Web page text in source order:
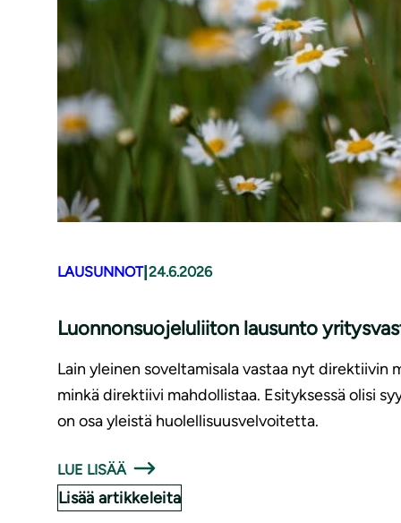
LAUSUNNOT| 24.6.2026
Luonnonsuojeluliiton lausunto
Lain yleinen soveltamisala vastaa nyt direktiivin
minkä direktiivi mahdollistaa. Esityksessä olisi
on osa yleistä huolellisuusvelvoitetta.
LUE LISÄÄ
Lisää artikkeleita